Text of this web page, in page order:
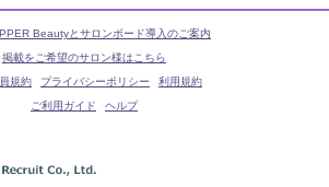
Beautyとサロンボード導入のご案内
掲載をご希望のサロン様はこちら
規約
プライバシーポリシー
利用規約
ご利用ガイド
ヘルプ